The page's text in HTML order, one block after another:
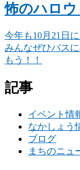
怖のハロウ
今年も10月21日
みんなぜひバス
もう！！
記事
イベント情
なかしょう
ブログ
まちのニュ